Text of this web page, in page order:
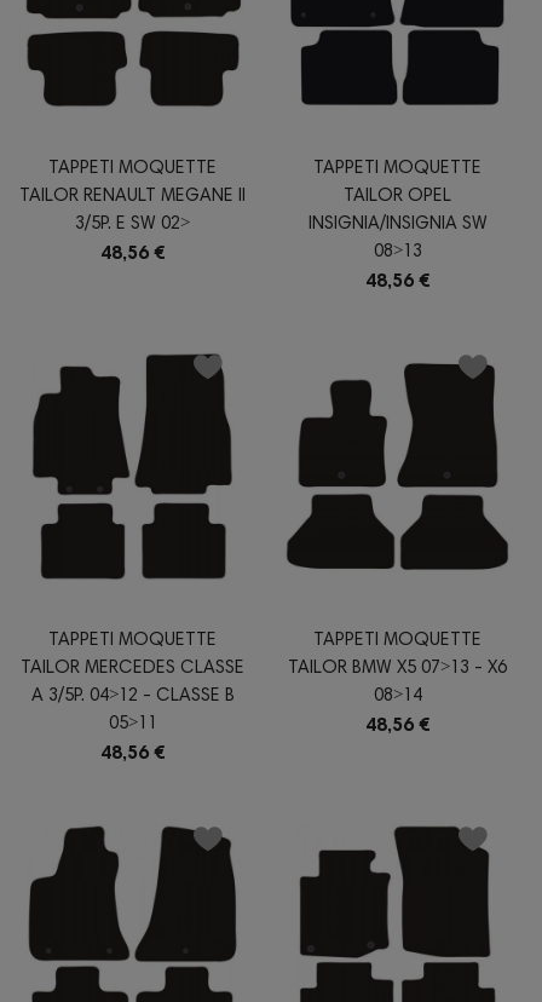
TAPPETI MOQUETTE
TAILOR RENAULT MEGANE II
3/5P. E SW 02˃
48,56 €
TAPPETI MOQUETTE
TAILOR OPEL
INSIGNIA/INSIGNIA SW
08˃13
48,56 €
TAPPETI MOQUETTE
TAILOR MERCEDES CLASSE
A 3/5P. 04˃12 - CLASSE B
05˃11
48,56 €
TAPPETI MOQUETTE
TAILOR BMW X5 07˃13 - X6
08˃14
48,56 €